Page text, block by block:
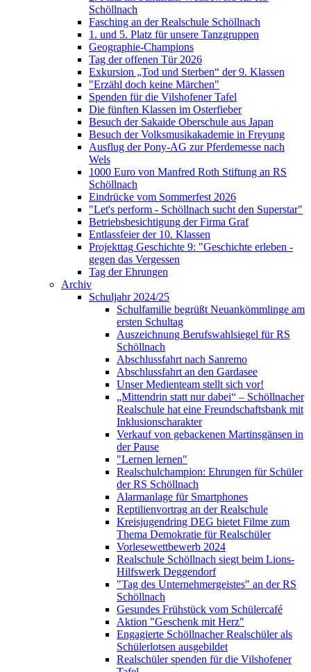
Schöllnach
Fasching an der Realschule Schöllnach
1. und 5. Platz für unsere Tanzgruppen
Geographie-Champions
Tag der offenen Tür 2026
Exkursion „Tod und Sterben“ der 9. Klassen
"Erzähl doch keine Märchen"
Spenden für die Vilshofener Tafel
Die fünften Klassen im Osterfieber
Besuch der Sakaide Oberschule aus Japan
Besuch der Volksmusikakademie in Freyung
Ausflug der Pony-AG zur Pferdemesse nach
Wels
1000 Euro von Manfred Roth Stiftung an RS
Schöllnach
Eindrücke vom Sommerfest 2026
"Let's perform - Schöllnach sucht den Superstar"
Betriebsbesichtigung der Firma Graf
Entlassfeier der 10. Klassen
Projekttag Geschichte 9: "Geschichte erleben -
gegen das Vergessen
Tag der Ehrungen
Archiv
Schuljahr 2024/25
Schulfamilie begrüßt Neuankömmlinge am
ersten Schultag
Auszeichnung Berufswahlsiegel für RS
Schöllnach
Abschlussfahrt nach Sanremo
Abschlussfahrt an den Gardasee
Unser Medienteam stellt sich vor!
„Mittendrin statt nur dabei“ – Schöllnacher
Realschule hat eine Freundschaftsbank mit
Inklusionscharakter
Verkauf von gebackenen Martinsgänsen in
der Pause
"Lernen lernen"
Realschulchampion: Ehrungen für Schüler
der RS Schöllnach
Alarmanlage für Smartphones
Reptilienvortrag an der Realschule
Kreisjugendring DEG bietet Filme zum
Thema Demokratie für Realschüler
Vorlesewettbewerb 2024
Realschule Schöllnach siegt beim Lions-
Hilfswerk Deggendorf
"Tag des Unternehmergeistes" an der RS
Schöllnach
Gesundes Frühstück vom Schülercafé
Aktion "Geschenk mit Herz"
Engagierte Schöllnacher Realschüler als
Schülerlotsen ausgebildet
Realschüler spenden für die Vilshofener